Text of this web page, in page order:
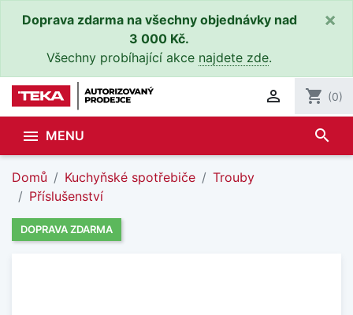
Doprava zdarma na všechny objednávky nad
3 000 Kč.
Všechny probíhající akce najdete zde.
×
 shopping_cart (0)
 MENU search
Domů Kuchyňské spotřebiče
Trouby
Příslušenství
DOPRAVA ZDARMA